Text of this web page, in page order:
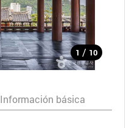
1 / 10
Información básica